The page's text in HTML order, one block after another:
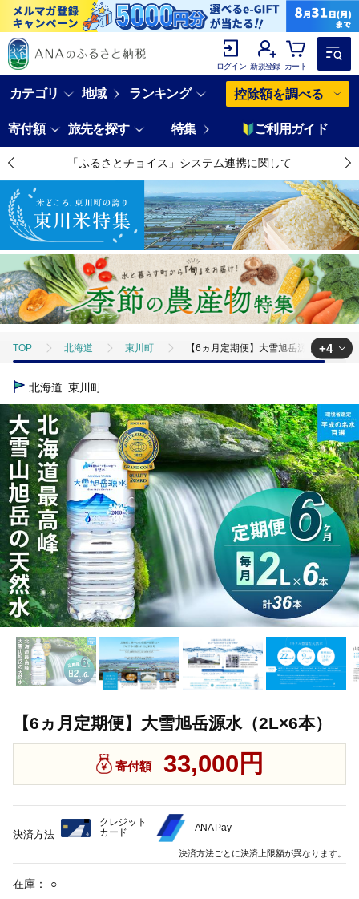
ログイン 新規登録 カート
カテゴリ 地域 ランキング 控除額を調べる
寄付額 旅先を探す 特集 ご利用ガイド
「ふるさとチョイス」システム連携に関して
TOP 北海道 東川町 【6ヵ月定期便】大雪旭岳源水（2L×6
TOP
TOP 定期便 飲料(定期便) 【6ヵ月定期便】大雪旭岳源水（
TOP 飲料（酒以外） 【6ヵ月定期便】大雪旭岳源水（2L×6本）
TOP 飲料（酒以外） 水 【6ヵ月定期便】大雪旭岳源水（
+4
北海道 東川町
【6ヵ月定期便】大雪旭岳源水（2L×6本）
寄付額 33,000円
在庫： ○
決済方法
クレジット
カード
ANA Pay
決済方法ごとに決済上限額が異なります。